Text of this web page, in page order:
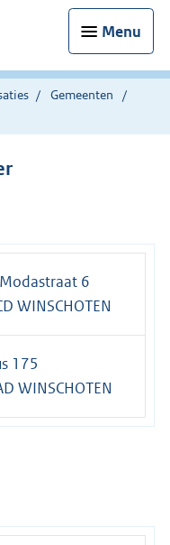
Menu
Gemeenten
6
WINSCHOTEN
175
WINSCHOTEN